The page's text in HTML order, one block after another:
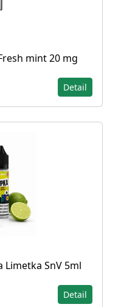
mint 20 mg
Detail
Limetka SnV 5ml
Detail